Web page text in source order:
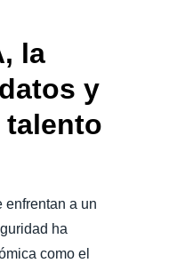
la
y
talento
enfrentan a un
ha
como el